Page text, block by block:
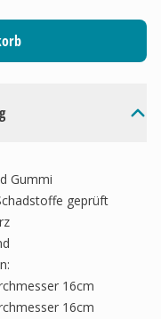
Gummi
geprüft
16cm
16cm